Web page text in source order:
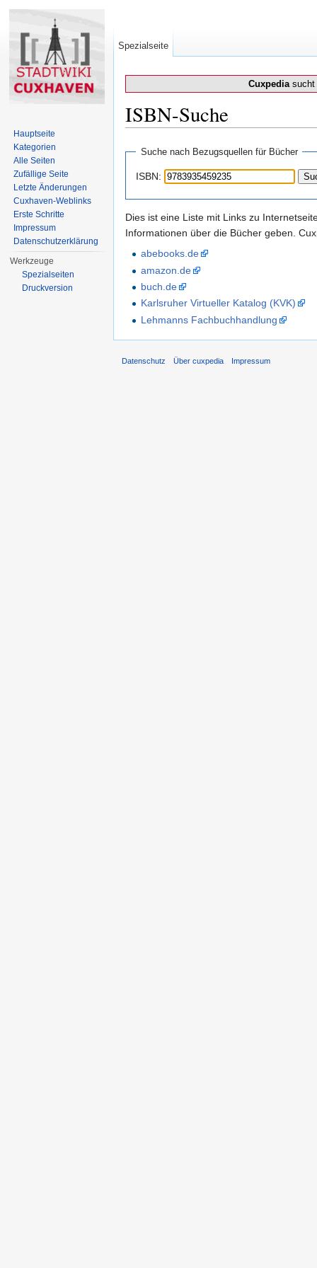
Cuxpediasucht
ISBN-Suche
Suche nach Bezugsquellen für Bücher
ISBN:
Dies ist eine Liste mit Links zu
Informationen über die Bücher geben.
abebooks.de
amazon.de
buch.de
Karlsruher Virtueller Katalog (KVK)
Lehmanns Fachbuchhandlung
Spezialseite
Hauptseite
Kategorien
Alle Seiten
Zufällige Seite
Letzte Änderungen
Cuxhaven-Weblinks
Erste Schritte
Impressum
Datenschutzerklärung
Werkzeuge
Spezialseiten
Druckversion
Datenschutz Über cuxpedia Impressum